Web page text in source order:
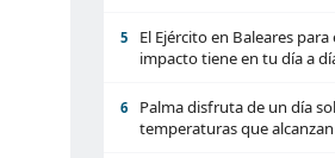
5
El Ejército en Baleares para
impacto tiene en tu día a
6
Palma disfruta de un día
temperaturas que